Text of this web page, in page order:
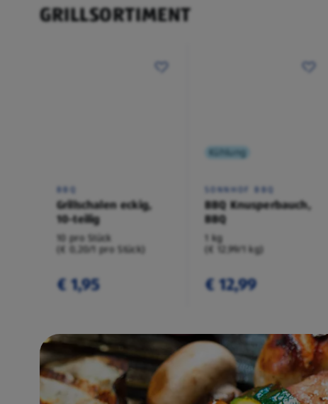
GRILLSORTIMENT
BBQ
Grillschalen eckig,
10-teilig
10 pro Stück
(€ 0,20/1 pro Stück)
€ 1,95
Kühlung
SONNHOF BBQ
BBQ Knusperbauch,
BBQ
1 kg
(€ 12,99/1 kg)
€ 12,99